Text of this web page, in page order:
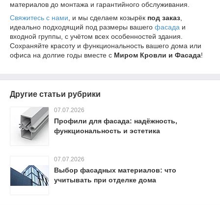
материалов до монтажа и гарантийного обслуживания.
Свяжитесь с нами, и мы сделаем козырёк под заказ,
идеально подходящий под размеры вашего фасада и
входной группы, с учётом всех особенностей здания.
Сохраняйте красоту и функциональность вашего дома или
офиса на долгие годы вместе с Миром Кровли и Фасада!
Другие статьи рубрики
07.07.2026
Профили для фасада: надёжность,
функциональность и эстетика
07.07.2026
Выбор фасадных материалов: что
учитывать при отделке дома